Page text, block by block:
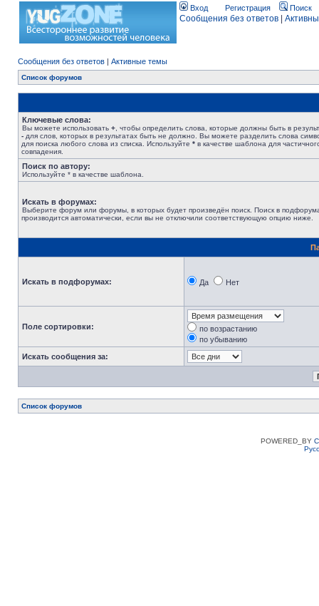
Вход Регистрация Поиск
Сообщения без ответов
Сообщения без ответов | Активные темы
Список форумов
Ключевые слова:
Вы можете использовать + , чтобы определить слова, которые должны быть в
- для слов, которых в результатах быть не должно. Вы можете разделить слова
для поиска любого слова из списка. Используйте * в качестве шаблона для
совпадения.
Поиск по автору:
Используйте * в качестве шаблона.
Искать в форумах:
Выберите форум или форумы, в которых будет произведён поиск. Поиск в
производится автоматически, если вы не отключили соответствующую опцию ниже.
Искать в подфорумах: Да Нет
Поле сортировки:
по возрастанию
по убыванию
Искать сообщения за:
Список форумов
POWERED_BY